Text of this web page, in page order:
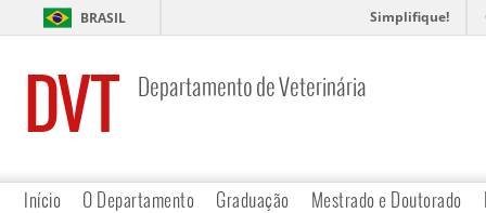
BRASIL Simplifique!
DVT Departamento de Veterinária
Início O Departamento Graduação Mestrado e Doutorado